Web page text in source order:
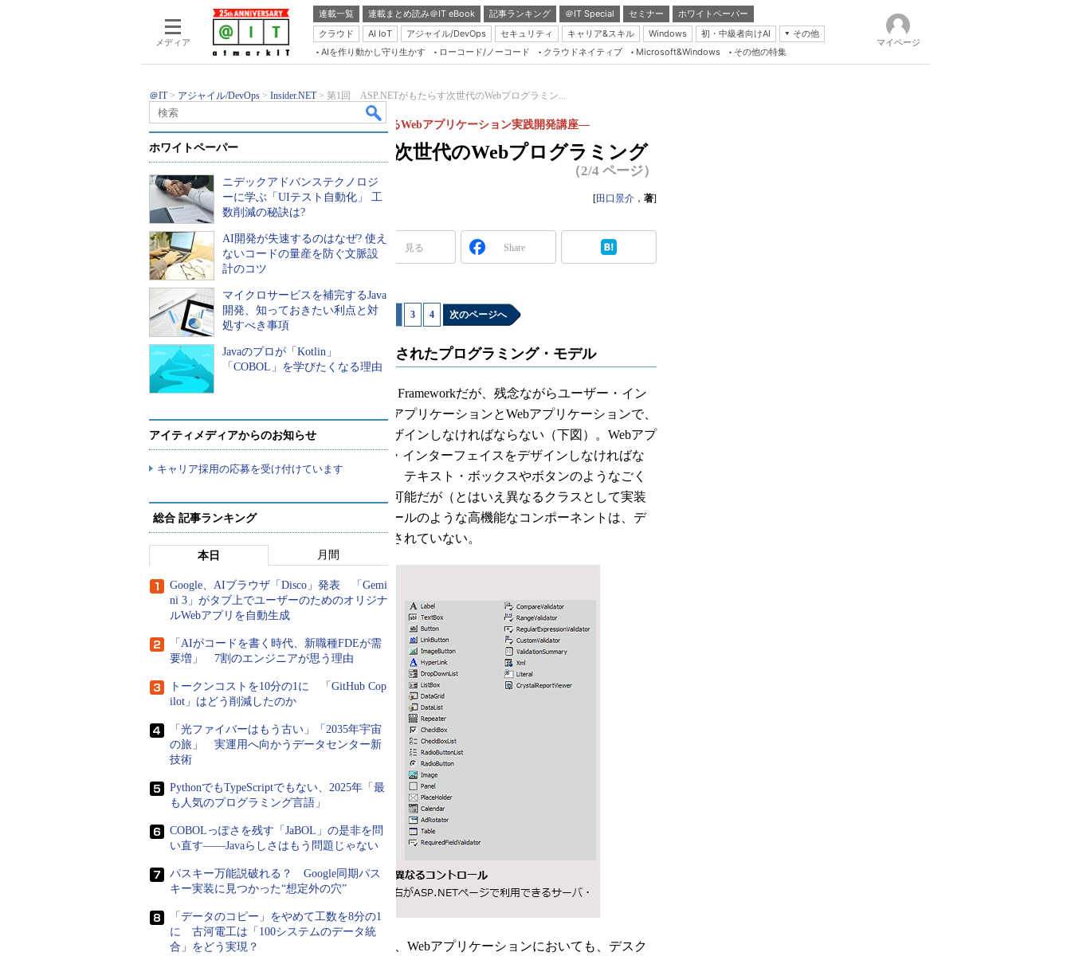
メディア
連載一覧 連載まとめ読み＠IT eBook 記事ランキング ＠IT Special セミナー
ホワイトペーパー
クラウド
AI IoT アジャイル/DevOps セキュリティ キャリア&スキル Windows 初・中級者向けAI
その他
Server & Storage
Java Agile
Security & Trust
AIを作り動かし守り生かす ローコード/ノーコード クラウドネイティブ Microsoft&Windows その他の特集
マイページ
＠IT アジャイル/DevOps Insider.NET 第1回 ASP.NETがもたらす次世代のWebプログラミン...
第1回 ASP.NETがもたらす次世代のWebプログラミング
連載 プログラミングASP.NET ―ASP.NETによるWebアプリケーション実践開発講座―
（2/4 ページ）
2002年04月08日 23時59分 更新
2002年04月09日 00時00分 公開 [田口景介 ， 著]
印刷 通知 見る Share
前のページへ 1 3 4 次のページへ
－共通化のポイント その３－共通化されたプログラミング・モデル
大部分のクラスが共通化されている.NET Frameworkだが、残念ながらユーザー・イン
ターフェイスについては、デスクトップ・アプリケーションとWebアプリケーションで、
まったく異なるコンポーネントを使ってデザインしなければならない（下図）。Webアプ
リケーションはHTMLの範囲内でユーザー・インターフェイスをデザインしなければな
らないのだから、こればかりは仕方がない。テキスト・ボックスやボタンのようなごく
基本的なコンポーネントならば共通に利用可能だが（とはいえ異なるクラスとして実装
されている）、標準ではツリー・コントロールのような高機能なコンポーネントは、デ
スクトップ・アプリケーションにしか用意されていない。
ただし、違うのはそこまでだ。.NETでは、Webアプリケーションにおいても、デスク
ホワイトペーパー
ニデックアドバンステクノロジ
ーに学ぶ「UIテスト自動化」 工
数削減の秘訣は?
AI開発が失速するのはなぜ? 使え
ないコードの量産を防ぐ文脈設
計のコツ
マイクロサービスを補完するJava
開発、知っておきたい利点と対
処すべき事項
Javaのプロが「Kotlin」
「COBOL」を学びたくなる理由
アイティメディアからのお知らせ
キャリア採用の応募を受け付けています
総合 記事ランキング
本日 月間
Google、AIブラウザ「Disco」発表 「Gemi
ni 3」がタブ上でユーザーのためのオリジナ
ルWebアプリを自動生成
「AIがコードを書く時代、新職種FDEが需
要増」 7割のエンジニアが思う理由
トークンコストを10分の1に 「GitHub Cop
ilot」はどう削減したのか
「光ファイバーはもう古い」「2035年宇宙
の旅」 実運用へ向かうデータセンター新
技術
PythonでもTypeScriptでもない、2025年「最
も人気のプログラミング言語」
COBOLっぽさを残す「JaBOL」の是非を問
い直す――Javaらしさはもう問題じゃない
パスキー万能説破れる？ Google同期パス
キー実装に見つかった“想定外の穴”
「データのコピー」をやめて工数を8分の1
に 古河電工は「100システムのデータ統
合」をどう実現？